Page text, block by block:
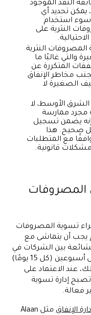
النقد الموجود
يمكن تحديد أي
سوء استخدام
النثرية على
النثرية
والتي غالبًا ما
المتكررة عن
مخاطر الإنفاق
الصغيرة لا
الأوسط، لا
مجرد ممارسة
إنه يضمن تسجيل
صحيح. هذا
مع المتطلبات
مشكلات قانونية.
المصروفات
تسوية المصروفات
يجب أن يتماشى مع
بين الشركات في
المنطقة إجراء عملية التسوية إما كل أسبوعين (كل 15 يومًا)
عند الاعتماد على
تصبح إدارة تسوية
فعالة.
الإنفاق
مثل Alaan